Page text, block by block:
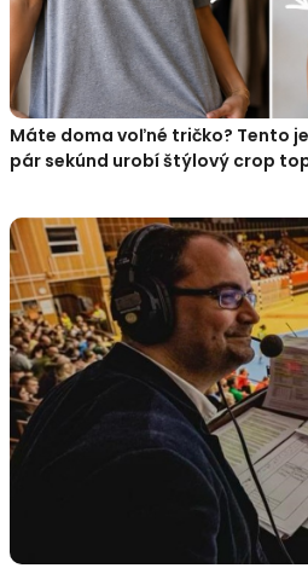
Máte doma voľné tričko? Tento
pár sekúnd urobí štýlový crop